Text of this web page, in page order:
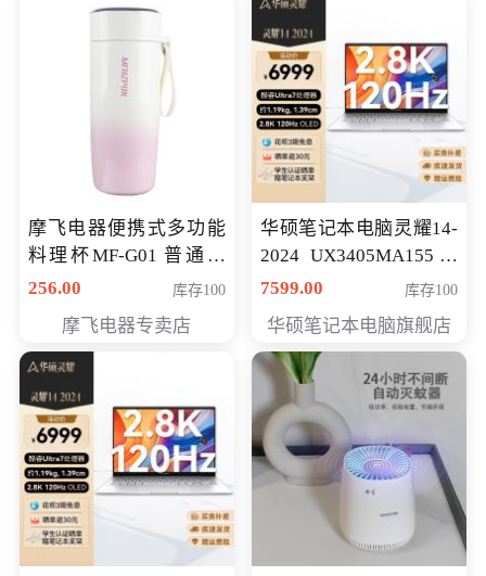
摩飞电器便携式多功能
料理杯MF-G01 普通会
员专享价格118元
256.00 库存100
摩飞电器专卖店
华硕笔记本电脑灵耀14-
2024 UX3405MA155冰
川银 oled 智慧轻薄本 会
7599.00 库存100
华硕笔记本电脑旗舰店